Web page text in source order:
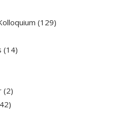
(129)
(14)
(2)